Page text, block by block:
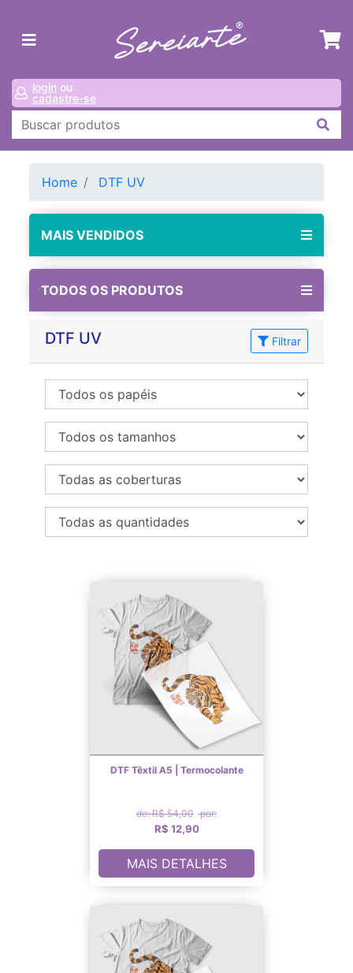
login ou
cadastre-se
Home DTF UV
MAIS VENDIDOS
TODOS OS PRODUTOS
DTF UV Filtrar
DTF Têxtil A5 | Termocolante
de: R$ 54,00 por:
R$ 12,90
MAIS DETALHES